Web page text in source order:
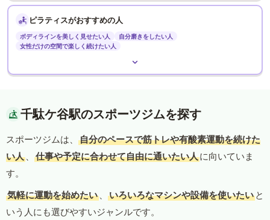
ピラティスがおすすめの人
ボディラインを美しく見せたい人
自分磨きをしたい人
女性だけの空間で楽しく続けたい人
千駄ケ谷駅のスポーツジムを探す
スポーツジムは、
自分のペースで筋トレや有酸素運動を続けた
い人 、 仕事や予定に合わせて自由に通いたい人に向いていま
す。
気軽に運動を始めたい 、 いろいろなマシンや設備を使いたい と
いう人にも選びやすいジャンルです。